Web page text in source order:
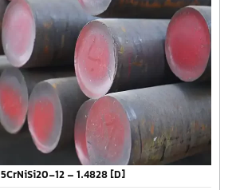
12 – 1.4828 [D]